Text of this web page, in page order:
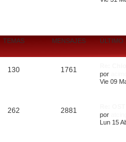
TEMAS MENSAJES ÚLTIMO
130 1761
por
Vie 09
262 2881
por
Lun 15